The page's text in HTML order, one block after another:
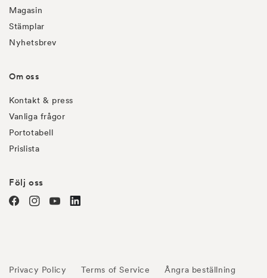
Magasin
Stämplar
Nyhetsbrev
Om oss
Kontakt & press
Vanliga frågor
Portotabell
Prislista
Följ oss
FacebookInstagramYouTubelinkedin
Privacy Policy Terms of Service Ångra beställning